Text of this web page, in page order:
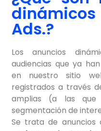
Ads.?
Los anuncios
audiencias que ya
en nuestro sitio
registrados a través
amplias (a las
segmentación de
Se trata de anuncios